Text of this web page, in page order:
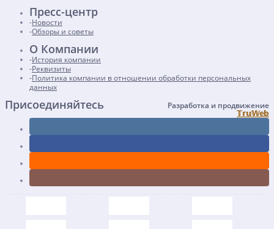
Пресс-центр
Новости
Обзоры и советы
О Компании
История компании
Реквизиты
Политика компании в отношении обработки персональных
данных
Присоединяйтесь Разработка и продвижение
𝕋𝕣𝕦𝕎𝕖𝕓